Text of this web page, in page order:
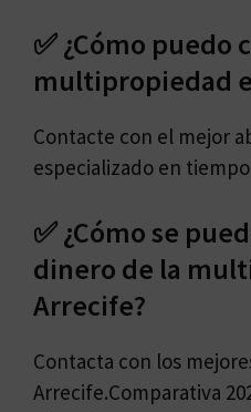
✅ ¿Cómo puedo
multipropiedad
Contacte con el mejor
especializado en
✅ ¿Cómo se
dinero de la
Arrecife?
Contacta con los
Arrecife.Comparativa